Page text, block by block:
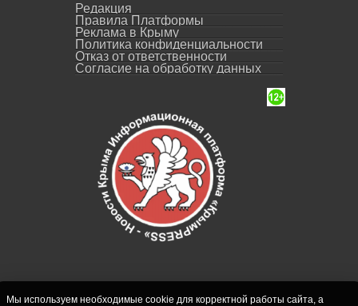
Редакция
Правила Платформы
Реклама в Крыму
Политика конфиденциальности
Отказ от ответственности
Согласие на обработку данных
Мы используем необходимые cookie для корректной работы сайта, а